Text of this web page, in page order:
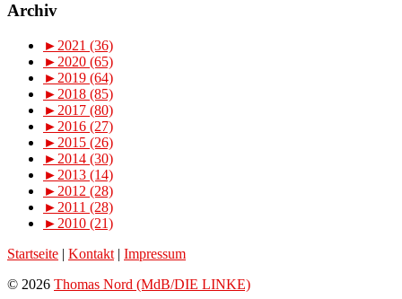
Archiv
► 2021 (36)
► 2020 (65)
► 2019 (64)
► 2018 (85)
► 2017 (80)
► 2016 (27)
► 2015 (26)
► 2014 (30)
► 2013 (14)
► 2012 (28)
► 2011 (28)
► 2010 (21)
Startseite | Kontakt | Impressum
© 2026 Thomas Nord (MdB/DIE LINKE)